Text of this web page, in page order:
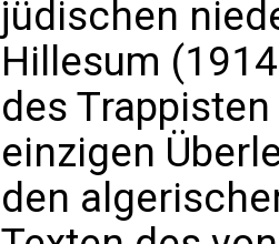
jüdischen
Hillesum
des
einzigen
den